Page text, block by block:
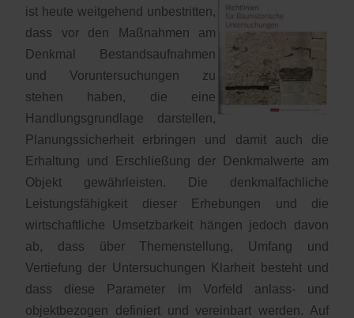
ist heute weitgehend unbestritten,
dass vor den Maßnahmen am
Denkmal Bestandsaufnahmen
und Voruntersuchungen zu
stehen haben, die eine
Handlungsgrundlage darstellen,
Planungssicherheit erbringen und damit auch die
Erhaltung und Erschließung der Denkmalwerte am
Objekt gewährleisten. Die denkmalfachliche
Leistungsfähigkeit dieser Erhebungen und die
wirtschaftliche Umsetzbarkeit hängen jedoch davon
ab, dass über Themenstellung, Umfang und
Vertiefung der Untersuchungen Klarheit besteht und
dass diese Parameter im Vorfeld anlass- und
objektbezogen definiert und vereinbart werden. Auf